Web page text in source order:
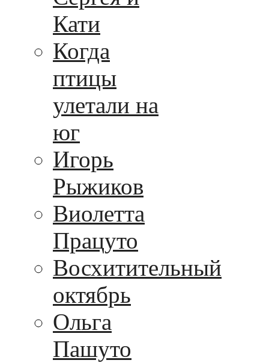
Кати
Когда
птицы
улетали на
юг
Игорь
Рыжиков
Виолетта
Працуто
Восхитительный
октябрь
Ольга
Пашуто